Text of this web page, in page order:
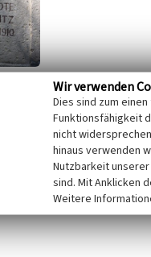
aus Kalkstein,
rechts daneben durch
Figurenrelief den
Dr. Julius
Wir verwenden
Dies sind zum
Funktionsfähigkeit
nicht
hinaus verwenden
Nutzbarkeit
sind. Mit Anklicken
Weitere